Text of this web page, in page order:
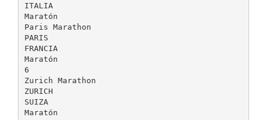
ITALIA
Maratón
Paris Marathon
PARIS
FRANCIA
Maratón
6
Zurich Marathon
ZURICH
SUIZA
Maratón